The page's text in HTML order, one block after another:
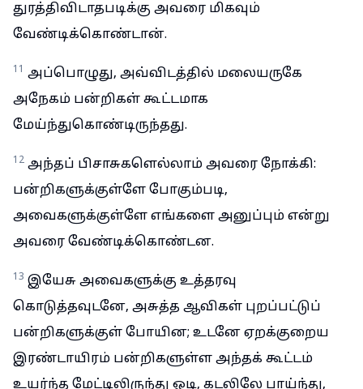
துரத்திவிடாதபடிக்கு அவரை மிகவும்
வேண்டிக்கொண்டான்.
11 அப்பொழுது, அவ்விடத்தில் மலையருகே
அநேகம் பன்றிகள் கூட்டமாக
மேய்ந்துகொண்டிருந்தது.
12 அந்தப் பிசாசுகளெல்லாம் அவரை நோக்கி:
பன்றிகளுக்குள்ளே போகும்படி,
அவைகளுக்குள்ளே எங்களை அனுப்பும் என்று
அவரை வேண்டிக்கொண்டன.
13 இயேசு அவைகளுக்கு உத்தரவு
கொடுத்தவுடனே, அசுத்த ஆவிகள் புறப்பட்டுப்
பன்றிகளுக்குள் போயின; உடனே ஏறக்குறைய
இரண்டாயிரம் பன்றிகளுள்ள அந்தக் கூட்டம்
உயர்ந்த மேட்டிலிருந்து ஓடி, கடலிலே பாய்ந்து,